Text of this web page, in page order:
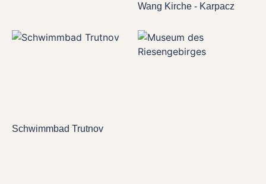
Wang Kirche - Karpacz
Schwimmbad Trutnov